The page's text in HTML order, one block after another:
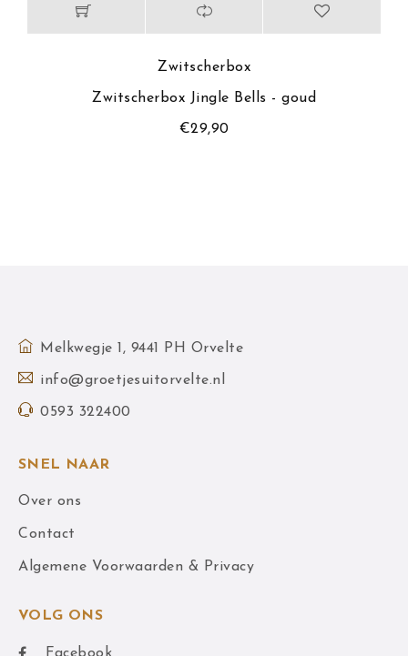
Zwitscherbox
Zwitscherbox Jingle Bells - goud
€29,90
Melkwegje 1, 9441 PH Orvelte
info@groetjesuitorvelte.nl
0593 322400
SNEL NAAR
Over ons
Contact
Algemene Voorwaarden & Privacy
VOLG ONS